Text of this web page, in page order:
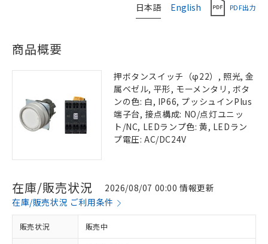
日本語 English PDF出力
商品概要
押ボタンスイッチ（φ22）, 照光, 金
属ベゼル, 平形, モーメンタリ, ボタ
ンの色: 白, IP66, プッシュインPlus
端子台, 接点構成: NO/点灯ユニッ
ト/NC, LEDランプ色: 黄, LEDラン
プ電圧: AC/DC24V
在庫/販売状況
2026/08/07 00:00 情報更新
在庫/販売状況 ご利用条件
販売状況 販売中